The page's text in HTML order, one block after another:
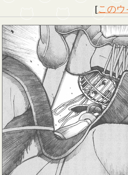
[このウ